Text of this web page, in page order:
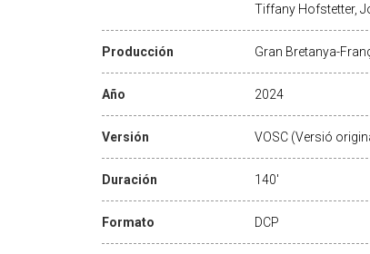
Tiffany Hofstetter,
Producción Gran Bretanya-
Año 2024
Versión VOSC (Versió
Duración 140'
Formato DCP